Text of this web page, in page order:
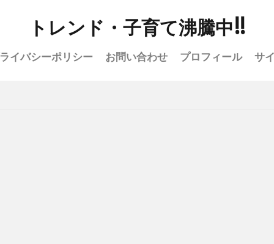
トレンド・子育て沸騰中!!
イバシーポリシー お問い合わせ プロフィール サ